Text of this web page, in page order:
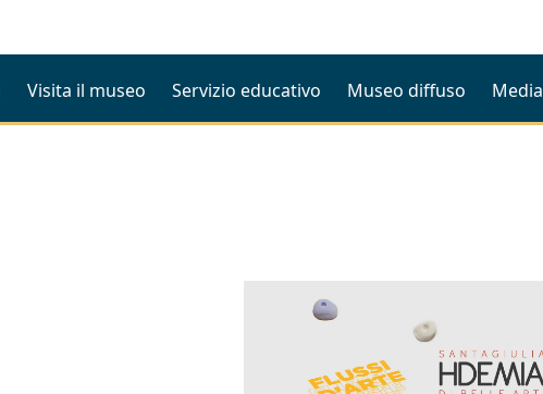
Visita il museo Servizio educativo Museo diffuso Media